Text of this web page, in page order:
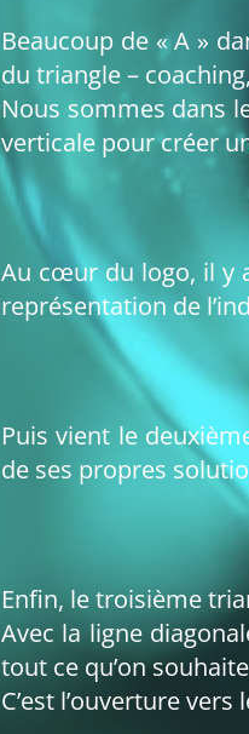
Beaucoup de « A »
du triangle –
Nous sommes dans
verticale pour créer
Au cœur du logo, il y
représentation de
Puis vient le
de ses propres
Enfin, le troisième
Avec la ligne
tout ce qu’on
C’est l’ouverture